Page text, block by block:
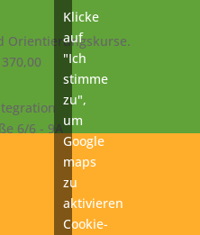
Orientierungskurse.
6/6 - 9A
Klicke
auf
"Ich
stimme
zu",
um
Google
maps
zu
aktivieren
Cookie-